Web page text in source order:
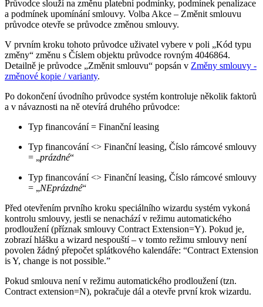
Průvodce slouží na změnu platební podmínky, podmínek penalizace
a podmínek upomínání smlouvy. Volba Akce – Změnit smlouvu
průvodce otevře se průvodce změnou smlouvy.
V prvním kroku tohoto průvodce uživatel vybere v poli „Kód typu
změny“ změnu s Číslem objektu průvodce rovným 4046864.
Detailně je průvodce „Změnit smlouvu“ popsán v Změny smlouvy -
změnové kopie / varianty.
Po dokončení úvodního průvodce systém kontroluje několik faktorů
a v návaznosti na ně otevírá druhého průvodce:
Typ financování = Finanční leasing
Typ financování <> Finanční leasing, Číslo rámcové smlouvy
= „prázdné“
Typ financování <> Finanční leasing, Číslo rámcové smlouvy
= „NEprázdné“
Před otevřením prvního kroku speciálního wizardu systém vykoná
kontrolu smlouvy, jestli se nenachází v režimu automatického
prodloužení (příznak smlouvy Contract Extension=Y). Pokud je,
zobrazí hlášku a wizard nespouští – v tomto režimu smlouvy není
povolen žádný přepočet splátkového kalendáře: “Contract Extension
is Y, change is not possible.”
Pokud smlouva není v režimu automatického prodloužení (tzn.
Contract extension=N), pokračuje dál a otevře první krok wizardu.